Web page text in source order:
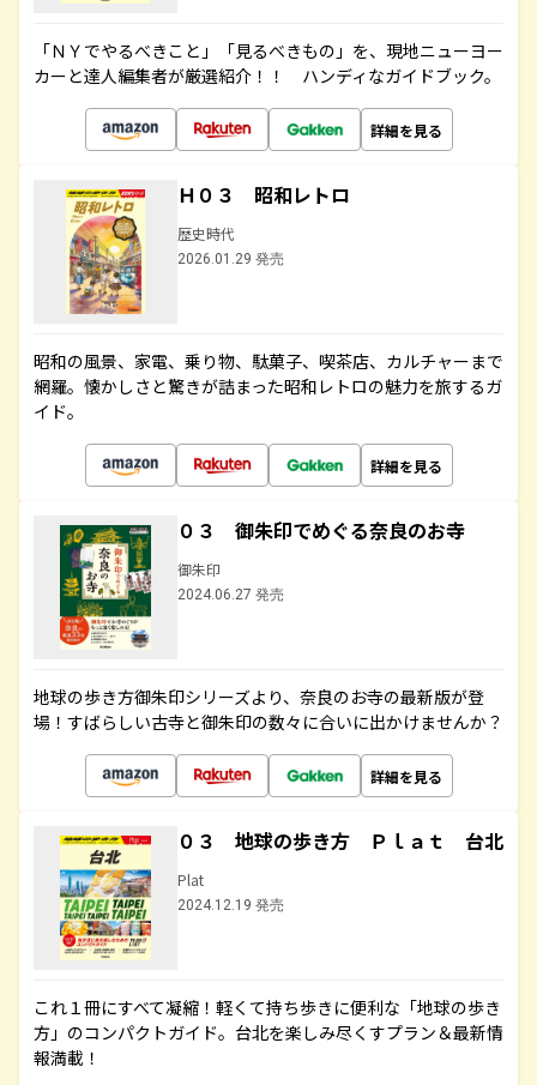
「ＮＹでやるべきこと」「見るべきもの」を、現地ニューヨー
カーと達人編集者が厳選紹介！！ ハンディなガイドブック。
詳細を見る
Ｈ０３ 昭和レトロ
歴史時代
2026.01.29 発売
昭和の風景、家電、乗り物、駄菓子、喫茶店、カルチャーまで
網羅。懐かしさと驚きが詰まった昭和レトロの魅力を旅するガ
イド。
詳細を見る
０３ 御朱印でめぐる奈良のお寺
御朱印
2024.06.27 発売
地球の歩き方御朱印シリーズより、奈良のお寺の最新版が登
場！すばらしい古寺と御朱印の数々に合いに出かけませんか？
詳細を見る
０３ 地球の歩き方 Ｐｌａｔ 台北
Plat
2024.12.19 発売
これ１冊にすべて凝縮！軽くて持ち歩きに便利な「地球の歩き
方」のコンパクトガイド。台北を楽しみ尽くすプラン＆最新情
報満載！